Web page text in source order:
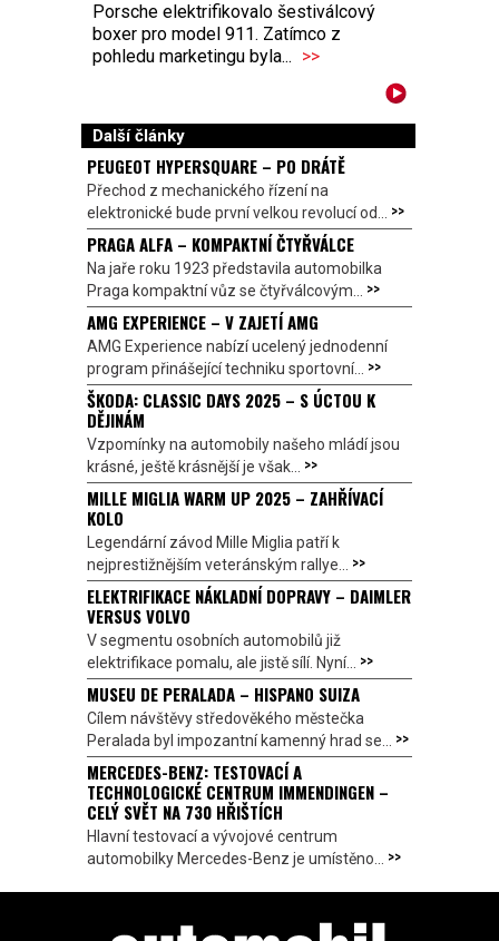
Porsche elektrifikovalo šestiválcový
boxer pro model 911. Zatímco z
pohledu marketingu byla... >>
Další články
PEUGEOT HYPERSQUARE – PO DRÁTĚ
Přechod z mechanického řízení na
elektronické bude první velkou revolucí od... >>
PRAGA ALFA – KOMPAKTNÍ ČTYŘVÁLCE
Na jaře roku 1923 představila automobilka
Praga kompaktní vůz se čtyřválcovým... >>
AMG EXPERIENCE – V ZAJETÍ AMG
AMG Experience nabízí ucelený jednodenní
program přinášející techniku sportovní... >>
ŠKODA: CLASSIC DAYS 2025 – S ÚCTOU K
DĚJINÁM
Vzpomínky na automobily našeho mládí jsou
krásné, ještě krásnější je však... >>
MILLE MIGLIA WARM UP 2025 – ZAHŘÍVACÍ
KOLO
Legendární závod Mille Miglia patří k
nejprestižnějším veteránským rallye... >>
ELEKTRIFIKACE NÁKLADNÍ DOPRAVY – DAIMLER
VERSUS VOLVO
V segmentu osobních automobilů již
elektrifikace pomalu, ale jistě sílí. Nyní... >>
MUSEU DE PERALADA – HISPANO SUIZA
Cílem návštěvy středověkého městečka
Peralada byl impozantní kamenný hrad se... >>
MERCEDES-BENZ: TESTOVACÍ A
TECHNOLOGICKÉ CENTRUM IMMENDINGEN –
CELÝ SVĚT NA 730 HŘIŠTÍCH
Hlavní testovací a vývojové centrum
automobilky Mercedes-Benz je umístěno... >>